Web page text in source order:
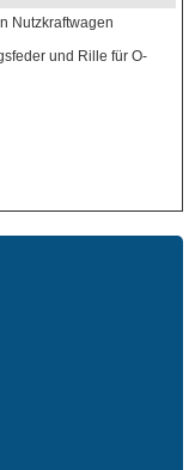
Nutzkraftwagen
und Rille für O-